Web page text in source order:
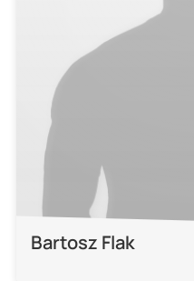
Bartosz Flak